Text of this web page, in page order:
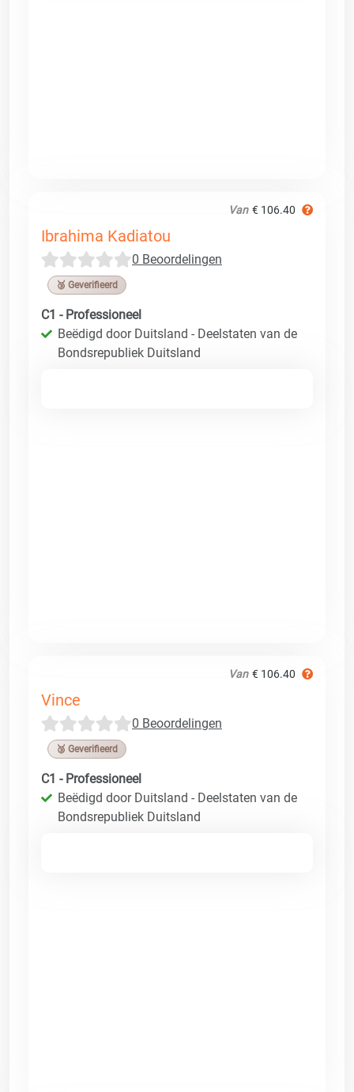
Van € 106.40
Ibrahima Kadiatou
0 Beoordelingen
🥉 Geverifieerd
C1 - Professioneel
Beëdigd door Duitsland - Deelstaten van de
Bondsrepubliek Duitsland
Van € 106.40
Vince
0 Beoordelingen
🥉 Geverifieerd
C1 - Professioneel
Beëdigd door Duitsland - Deelstaten van de
Bondsrepubliek Duitsland